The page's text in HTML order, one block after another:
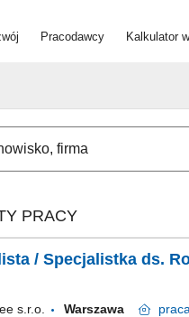
Pracodawcy Kalkulator
PRACY
/ Specjalistka ds.
s.r.o. Warszawa praca